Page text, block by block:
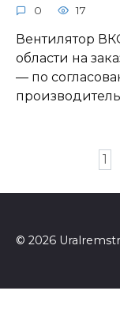
0 17
Вентилятор
области на
— по
записям
1
© 2026